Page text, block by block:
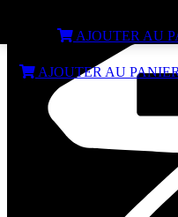
AJOUTER AU
AJOUTER AU